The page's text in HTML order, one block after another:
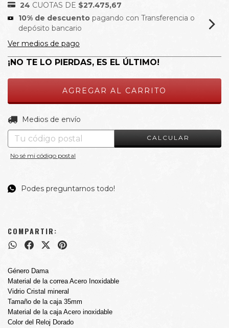
24 CUOTAS DE $27.475,67
10% de descuento pagando con Transferencia o
depósito bancario
Ver medios de pago
¡NO TE LO PIERDAS, ES EL ÚLTIMO!
Entregas para el CP:
Medios de envío
CALCULAR
No sé mi código postal
Podes preguntarnos todo!
COMPARTIR:
Género Dama
Material de la correa Acero Inoxidable
Vidrio Cristal mineral
Tamaño de la caja 35mm
Material de la caja Acero inoxidable
Color del Reloj Dorado